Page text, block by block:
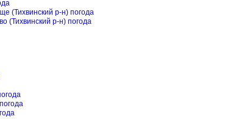
(Тихвинский р-н) погода
(Тихвинский р-н) погода